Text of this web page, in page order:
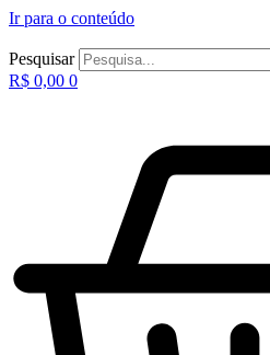
Ir para o conteúdo
Pesquisar
R$ 0,00 0